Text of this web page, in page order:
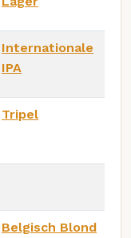
Internationale
IPA
Tripel
Belgisch Blond